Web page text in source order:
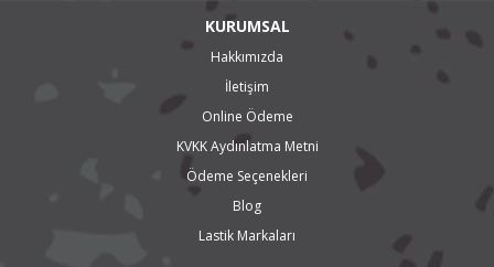
KURUMSAL
Hakkımızda
İletişim
Online Ödeme
KVKK Aydınlatma Metni
Ödeme Seçenekleri
Blog
Lastik Markaları